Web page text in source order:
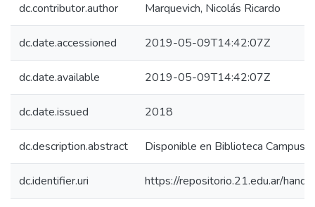
dc.contributor.author Marquevich, Nicolás Ricardo
dc.date.accessioned 2019-05-09T14:42:07Z
dc.date.available 2019-05-09T14:42:07Z
dc.date.issued 2018
dc.description.abstract Disponible en Biblioteca Campus
dc.identifier.uri https://repositorio.21.edu.ar/